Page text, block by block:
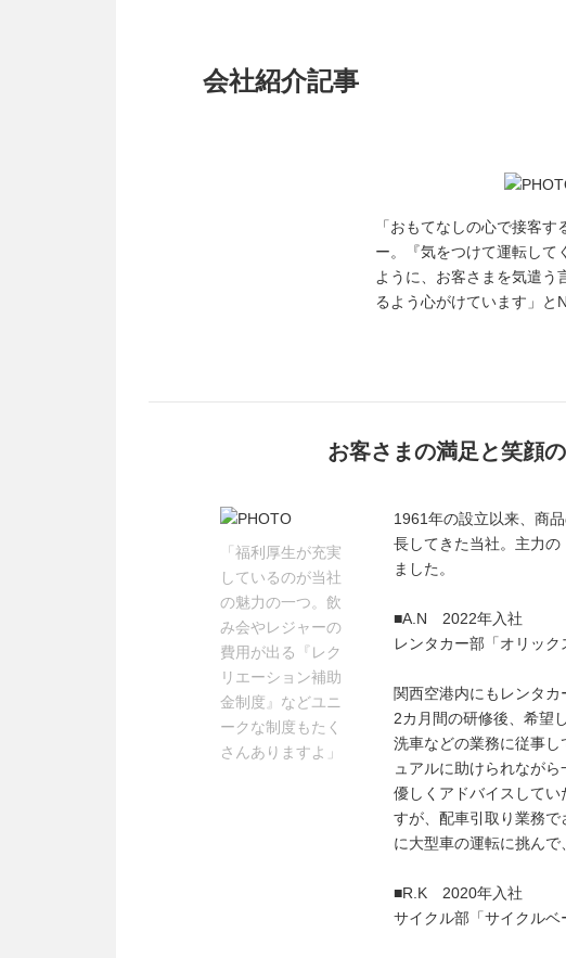
会社紹介記事
「おもてなしの心で接客す
ー。『気をつけて運転して
ように、お客さまを気遣う
るよう心がけています」とN
お客さまの満足と笑顔
「福利厚生が充実
しているのが当社
の魅力の一つ。飲
み会やレジャーの
費用が出る『レク
リエーション補助
金制度』などユニ
ークな制度もたく
さんありますよ」
1961年の設立以来、商
長してきた当社。主力
ました。
■A.N 2022年入社
レンタカー部「オリッ
関西空港内にもレンタ
2カ月間の研修後、希望
洗車などの業務に従事
ュアルに助けられなが
優しくアドバイスして
すが、配車引取り業務
に大型車の運転に挑んで
■R.K 2020年入社
サイクル部「サイクル